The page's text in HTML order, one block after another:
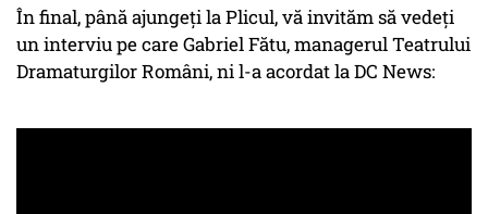
În final, până ajungeți la Plicul, vă invităm să vedeți
un interviu pe care Gabriel Fătu, managerul Teatrului
Dramaturgilor Români, ni l-a acordat la DC News: